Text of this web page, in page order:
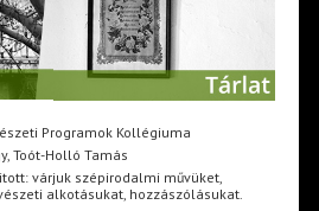
Programok Kollégiuma
Toót-Holló Tamás
várjuk szépirodalmi művüket,
alkotásukat, hozzászólásukat.